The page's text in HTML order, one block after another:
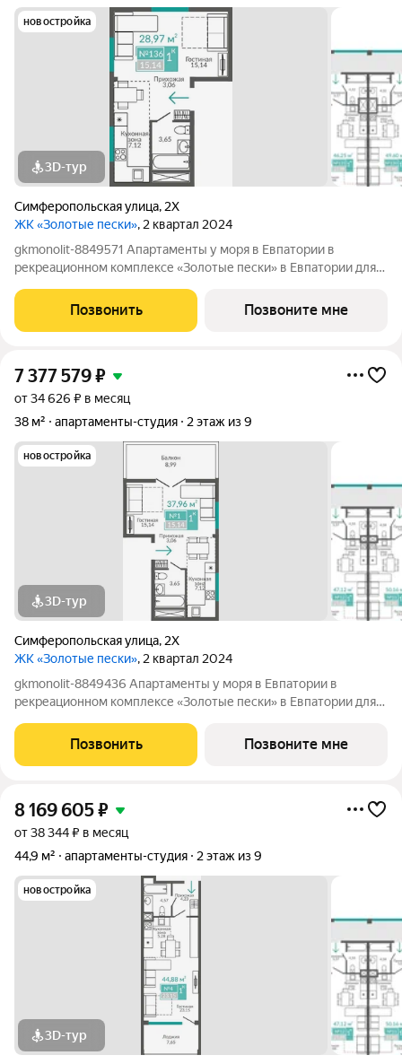
новостройка
3D-тур
Симферопольская улица, 2Х
ЖК «Золотые пески», 2 квартал 2024
gkmonolit-8849571 Апартаменты у моря в Евпатории в
рекреационном комплексе «Золотые пески» в Евпатории для
ОГРАНИЧЕНО! Ввод в эксплуатацию - II кв. 2027 О
КОМПЛЕКСЕ. Комплекс апартаментов «Золотые пески» -
Позвонить Позвоните мне
7 377 579₽
от 34 626 ₽ в месяц
38 м²
апартаменты-студия 2 этаж из 9
новостройка
3D-тур
Симферопольская улица, 2Х
ЖК «Золотые пески», 2 квартал 2024
gkmonolit-8849436 Апартаменты у моря в Евпатории в
рекреационном комплексе «Золотые пески» в Евпатории для
ОГРАНИЧЕНО! Ввод в эксплуатацию - II кв. 2027 О
КОМПЛЕКСЕ. Комплекс апартаментов «Золотые пески» -
Позвонить Позвоните мне
8 169 605₽
от 38 344 ₽ в месяц
44,9 м²
апартаменты-студия 2 этаж из 9
новостройка
3D-тур